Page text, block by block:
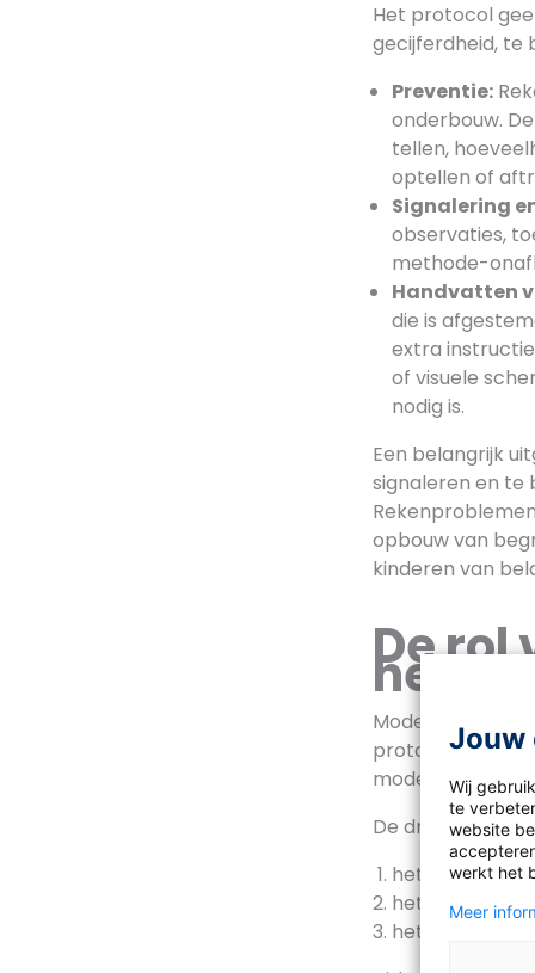
Het protocol
gecijferdheid, te
Preventie:
onderbouw.
tellen,
optellen of
Signalering
observaties,
methode-
Handvatten
die is
extra
of visuele
nodig is.
Een belangrijk
signaleren en te
opbouw van
kinderen van
De
het
Moderne
protocol door
modellen
De drie centrale
het
het
het
Jouw
Wij
te
website
werkt het
Meer